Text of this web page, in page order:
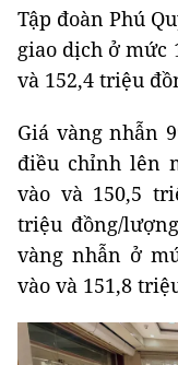
Tập đoàn Phú
giao dịch ở mức
và 152,4 triệu
Giá vàng nhẫn
điều chỉnh lên
vào và 150,5
triệu đồng/
vàng nhẫn ở
vào và 151,8